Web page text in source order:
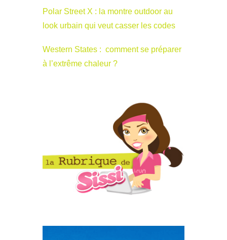
Polar Street X : la montre outdoor au
look urbain qui veut casser les codes
Western States : comment se préparer
à l’extrême chaleur ?